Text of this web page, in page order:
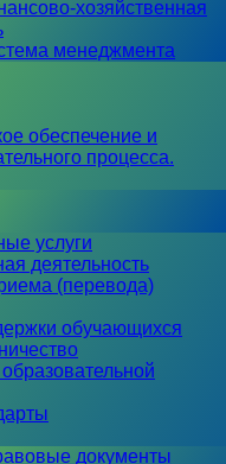
хозяйственная
менеджмента
обеспечение и
процесса.
услуги
деятельность
(перевода)
обучающихся
документы